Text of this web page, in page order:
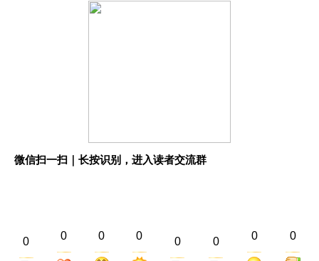
微信扫一扫｜长按识别，进入读者交流群
0 0 0 0 0 0 0 0